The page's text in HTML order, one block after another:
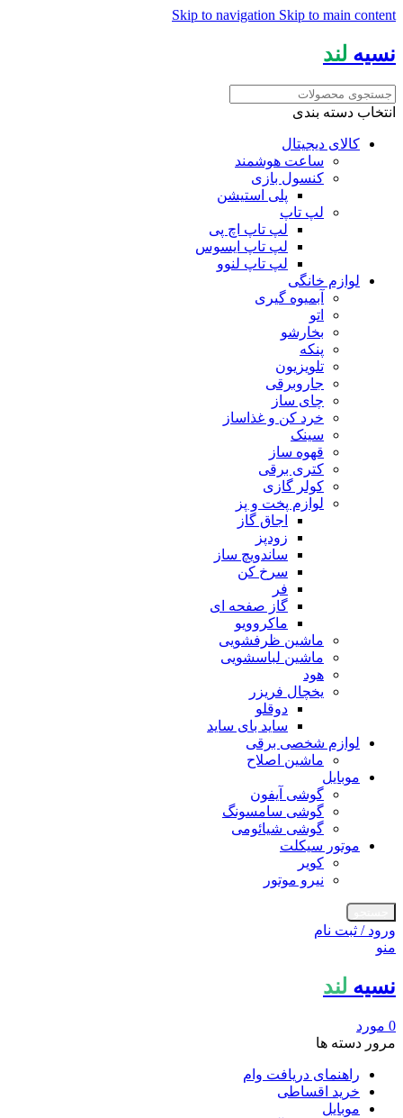
Skip to navigation Skip to main content
نسیه لند
انتخاب دسته بندی
کالای دیجیتال
ساعت هوشمند
کنسول بازی
پلی استیشن
لپ تاپ
لپ تاپ اچ پی
لپ تاپ ایسوس
لپ تاپ لنوو
لوازم خانگی
آبمیوه گیری
اتو
بخارشو
پنکه
تلویزیون
جاروبرقی
چای ساز
خرد کن و غذاساز
سینک
قهوه ساز
کتری برقی
کولر گازی
لوازم پخت و پز
اجاق گاز
زودپز
ساندویچ ساز
سرخ کن
فر
گاز صفحه ای
ماکروویو
ماشین ظرفشویی
ماشین لباسشویی
هود
یخچال فریزر
دوقلو
ساید بای ساید
لوازم شخصی برقی
ماشین اصلاح
موبایل
گوشی آیفون
گوشی سامسونگ
گوشی شیائومی
موتور سیکلت
کویر
نیرو موتور
ورود / ثبت نام
منو
نسیه لند
0 مورد
مرور دسته ها
راهنمای دریافت وام
خرید اقساطی
موبایل